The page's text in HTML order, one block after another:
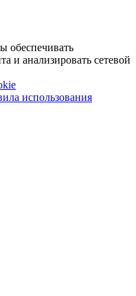
обеспечивать
и анализировать сетевой
использования